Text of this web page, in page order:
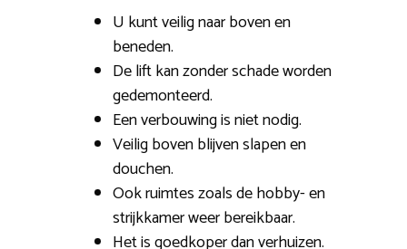
U kunt veilig naar boven en
beneden.
De lift kan zonder schade worden
gedemonteerd.
Een verbouwing is niet nodig.
Veilig boven blijven slapen en
douchen.
Ook ruimtes zoals de hobby- en
strijkkamer weer bereikbaar.
Het is goedkoper dan verhuizen.